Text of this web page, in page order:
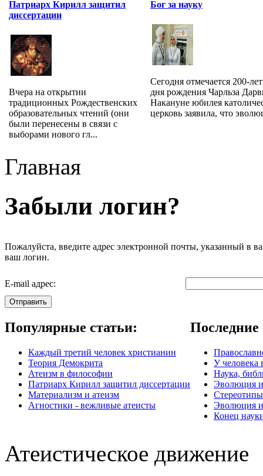
Патриарх Кирилл защитил
диссертации
Вчера на открытии
традиционных Рождественских
образовательных чтений (они
были перенесены в связи с
выборами нового гл...
Бог за науку
Сегодня отмечается 200-
дня рождения Чарльза
Накануне юбилея
церковь заявила, что
Главная
Забыли логин?
Пожалуйста, введите адрес электронной почты, указанный в
ваш логин.
E-mail адрес:
Отправить
Популярные статьи:
Каждый третий человек христианин
Теория Демокрита
Атеизм в философии
Патриарх Кирилл защитил диссертации
Материализм и атеизм
Агностики - вежливые атеисты
Последние
У человека
Наука,
Эволюция
Эволюция и
Конец
Атеистическое движение